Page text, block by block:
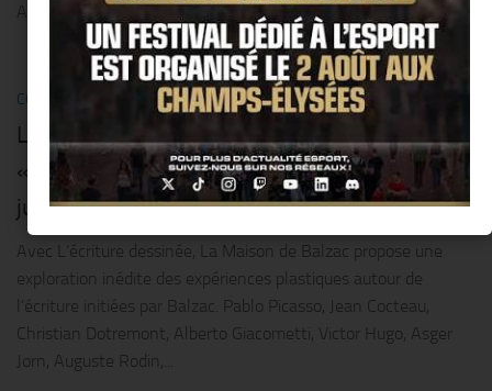
Aujourd’hui le show...
COMMUNIQUÉS EXPO/ SORTIR 6 MARS 2015
La Maison de Balzac présente l’exposition
« L’écriture dessinée », du 13 mars au 21
juin 2015
Avec L’écriture dessinée, La Maison de Balzac propose une
exploration inédite des expériences plastiques autour de
l’écriture initiées par Balzac. Pablo Picasso, Jean Cocteau,
Christian Dotremont, Alberto Giacometti, Victor Hugo, Asger
Jorn, Auguste Rodin,...